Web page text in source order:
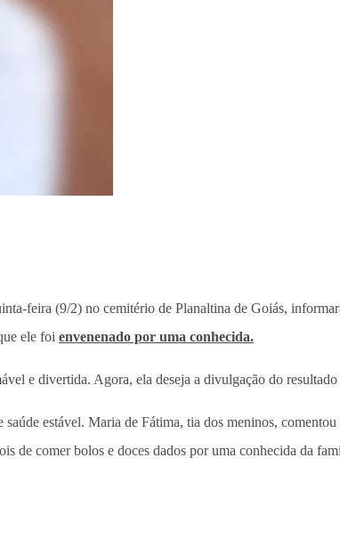
feira (9/2) no cemitério de Planaltina de Goiás,
ele foi envenenado por uma conhecida.
e divertida. Agora, ela deseja a divulgação do
estável. Maria de Fátima, tia dos meninos,
de comer bolos e doces dados por uma conhecida da